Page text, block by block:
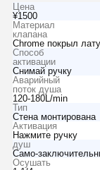
Цена
¥1500
Материал
клапана
Chrome покрыл
Способ
активации
Снимай ручку
Аварийный
поток душа
120-180L/min
Тип
Стена монтирована
Активация
Нажмите ручку
душ
Само-
Осушать